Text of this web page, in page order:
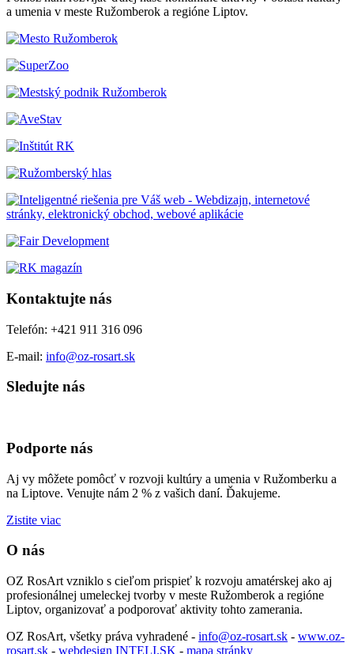
a umenia v meste Ružomberok a regióne Liptov.
Kontaktujte nás
Telefón: +421 911 316 096
E-mail: info@oz-rosart.sk
Sledujte nás
Podporte nás
Aj vy môžete pomôcť v rozvoji kultúry a umenia v Ružomberku a
na Liptove. Venujte nám 2 % z vašich daní. Ďakujeme.
Zistite viac
O nás
OZ RosArt vzniklo s cieľom prispieť k rozvoju amatérskej ako aj
profesionálnej umeleckej tvorby v meste Ružomberok a regióne
Liptov, organizovať a podporovať aktivity tohto zamerania.
OZ RosArt, všetky práva vyhradené - info@oz-rosart.sk - www.oz-
rosart.sk - webdesign INTELI.SK - mapa stránky